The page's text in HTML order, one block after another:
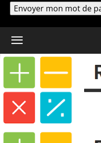
Coloriage
au soutien